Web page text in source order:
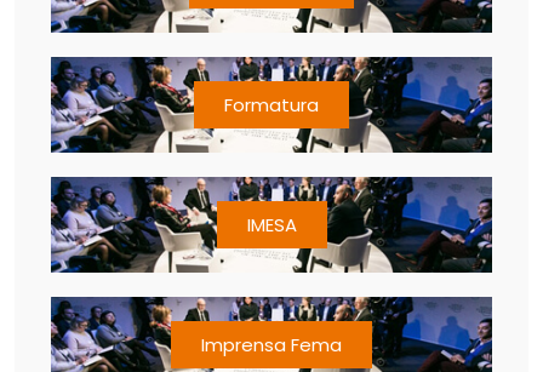
Formatura
IMESA
Imprensa Fema